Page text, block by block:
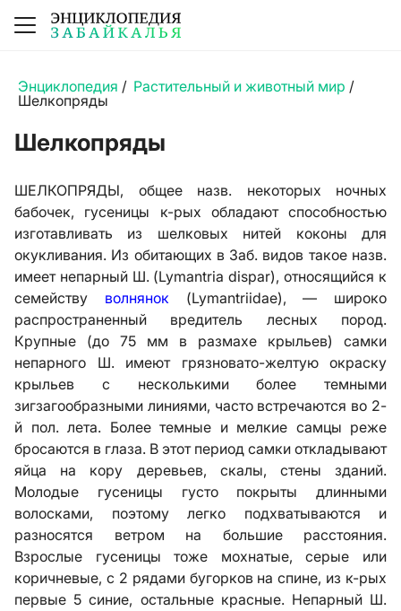
Энциклопедия / Растительный и животный мир /
Шелкопряды
Шелкопряды
ШЕЛКОПРЯДЫ, общее назв. некоторых ночных
бабочек, гусеницы к-рых обладают способностью
изготавливать из шелковых нитей коконы для
окукливания. Из обитающих в Заб. видов такое назв.
имеет непарный Ш. (Lymantria dispar), относящийся к
семейству волнянок
(Lymantriidae), — широко
распространенный вредитель лесных пород.
Крупные (до 75 мм в размахе крыльев) самки
непарного Ш. имеют грязновато-желтую окраску
крыльев с несколькими более темными
зигзагообразными линиями, часто встречаются во 2-
й пол. лета. Более темные и мелкие самцы реже
бросаются в глаза. В этот период самки откладывают
яйца на кору деревьев, скалы, стены зданий.
Молодые гусеницы густо покрыты длинными
волосками, поэтому легко подхватываются и
разносятся ветром на большие расстояния.
Взрослые гусеницы тоже мохнатые, серые или
коричневые, с 2 рядами бугорков на спине, из к-рых
первые 5 синие, остальные красные. Непарный Ш.